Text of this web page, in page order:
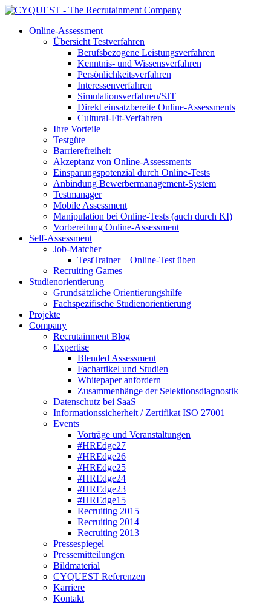
Online-Assessment
Übersicht Testverfahren
Berufsbezogene Leistungsverfahren
Kenntnis- und Wissensverfahren
Persönlichkeitsverfahren
Interessenverfahren
Simulationsverfahren/SJT
Direkt einsatzbereite Online-Assessments
Cultural-Fit-Verfahren
Ihre Vorteile
Testgüte
Barrierefreiheit
Akzeptanz von Online-Assessments
Einsparungspotenzial durch Online-Tests
Anbindung Bewerbermanagement-System
Testmanager
Mobile Assessment
Manipulation bei Online-Tests (auch durch KI)
Vorbereitung Online-Assessment
Self-Assessment
Job-Matcher
TestTrainer – Online-Test üben
Recruiting Games
Studienorientierung
Grundsätzliche Orientierungshilfe
Fachspezifische Studienorientierung
Projekte
Company
Recrutainment Blog
Expertise
Blended Assessment
Fachartikel und Studien
Whitepaper anfordern
Zusammenhänge der Selektionsdiagnostik
Datenschutz bei SaaS
Informationssicherheit / Zertifikat ISO 27001
Events
Vorträge und Veranstaltungen
#HREdge27
#HREdge26
#HREdge25
#HREdge24
#HREdge23
#HREdge15
Recruiting 2015
Recruiting 2014
Recruiting 2013
Pressespiegel
Pressemitteilungen
Bildmaterial
CYQUEST Referenzen
Karriere
Kontakt